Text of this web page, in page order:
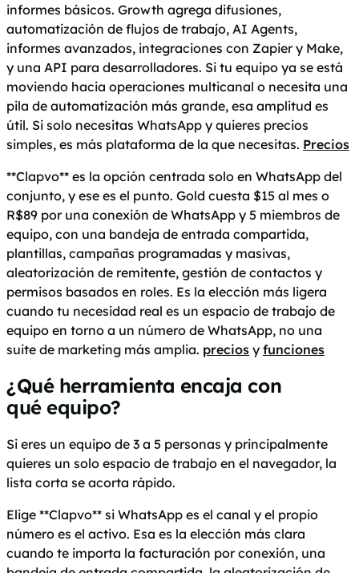
informes básicos. Growth agrega difusiones,
automatización de flujos de trabajo, AI Agents,
informes avanzados, integraciones con Zapier y Make,
y una API para desarrolladores. Si tu equipo ya se está
moviendo hacia operaciones multicanal o necesita una
pila de automatización más grande, esa amplitud es
útil. Si solo necesitas WhatsApp y quieres precios
simples, es más plataforma de la que necesitas. Precios
**Clapvo** es la opción centrada solo en WhatsApp del
conjunto, y ese es el punto. Gold cuesta $15 al mes o
R$89 por una conexión de WhatsApp y 5 miembros de
equipo, con una bandeja de entrada compartida,
plantillas, campañas programadas y masivas,
aleatorización de remitente, gestión de contactos y
permisos basados en roles. Es la elección más ligera
cuando tu necesidad real es un espacio de trabajo de
equipo en torno a un número de WhatsApp, no una
suite de marketing más amplia. precios y funciones
¿Qué herramienta encaja con
qué equipo?
Si eres un equipo de 3 a 5 personas y principalmente
quieres un solo espacio de trabajo en el navegador, la
lista corta se acorta rápido.
Elige **Clapvo** si WhatsApp es el canal y el propio
número es el activo. Esa es la elección más clara
cuando te importa la facturación por conexión, una